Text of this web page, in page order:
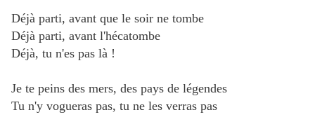
Déjà parti, avant que le soir ne tombe
Déjà parti, avant l'hécatombe
Déjà, tu n'es pas là !
Je te peins des mers, des pays de légendes
Tu n'y vogueras pas, tu ne les verras pas